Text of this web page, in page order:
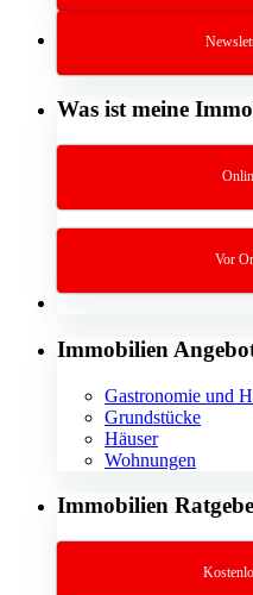
Was ist meine
Vor
Immobilien
Gastronomie und
Grundstücke
Häuser
Wohnungen
Immobilien